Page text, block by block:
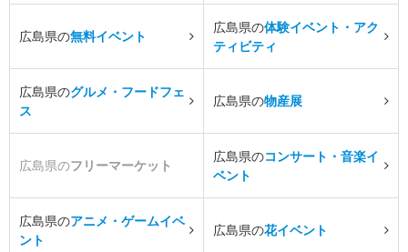
広島県の無料イベント
広島県の体験イベント・アク
ティビティ
広島県のグルメ・フードフェ
ス
広島県の物産展
広島県のフリーマーケット
広島県のコンサート・音楽イ
ベント
広島県のアニメ・ゲームイベ
ント
広島県の花イベント